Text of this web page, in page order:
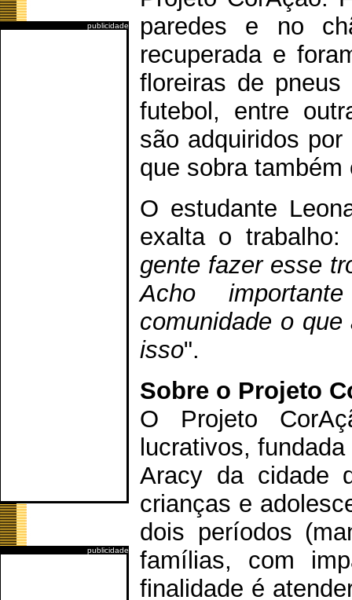
publicidade
publicidade
paredes e no
recuperada e
floreiras de
futebol, entre
são adquiridos
que sobra
O estudante
exalta o trabalho:
gente fazer esse
Acho
comunidade o
isso".
Sobre o Projeto
O Projeto
lucrativos,
Aracy da cidade
crianças e
dois períodos
famílias, com
finalidade é